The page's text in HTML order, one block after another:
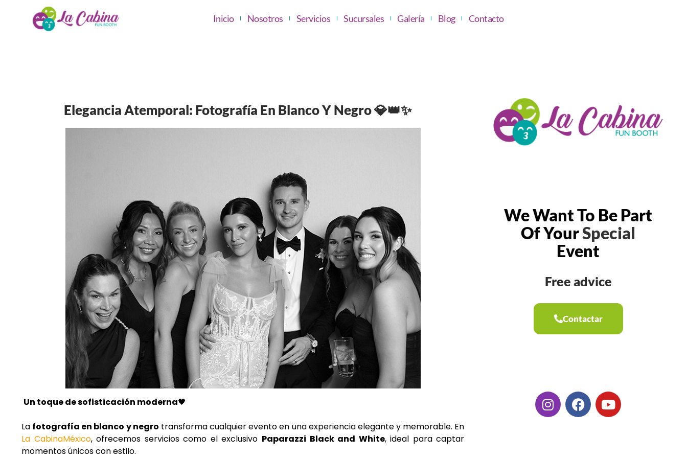
Inicio Nosotros Servicios Sucursales Galería Blog Contacto
Elegancia Atemporal: Fotografía En Blanco Y Negro 💎👑✨
Un toque de sofisticación moderna🖤
La fotografía en blanco y negro transforma cualquier evento en una experiencia elegante y memorable. En
La CabinaMéxico, ofrecemos servicios como el exclusivo Paparazzi Black and White, ideal para captar
momentos únicos con estilo.
We Want To Be Part
Of YourSpecial
Event
Free advice
Contactar